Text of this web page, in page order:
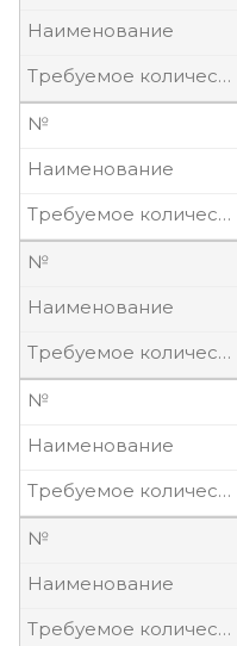
Наименование
Требуемое количество, шт
№
Наименование
Требуемое количество, шт
№
Наименование
Требуемое количество, шт
№
Наименование
Требуемое количество, шт
№
Наименование
Требуемое количество, шт